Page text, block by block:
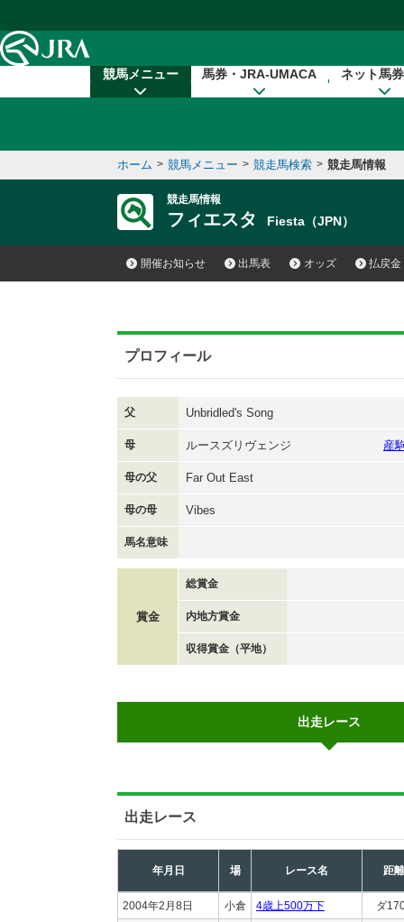
競馬メニュー 馬券・JRA-UMACA ネット馬
ホーム > 競馬メニュー > 競走馬検索 > 競走馬情報
競走馬情報
フィエスタ Fiesta（JPN）
開催お知らせ 出馬表 オッズ 払戻金
プロフィール
父 Unbridled's Song
母 ルースズリヴェンジ 産
母の父 Far Out East
母の母 Vibes
馬名意味
賞金
総賞金
内地方賞金
収得賞金（平地）
出走レース
出走レース
年月日 場 レース名 距離
2004年2月8日 小倉 4歳上500万下 ダ